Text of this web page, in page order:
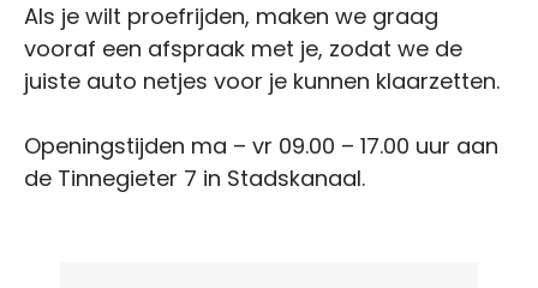
Als je wilt proefrijden, maken we graag
vooraf een afspraak met je, zodat we de
juiste auto netjes voor je kunnen klaarzetten.
Openingstijden ma – vr 09.00 – 17.00 uur aan
de Tinnegieter 7 in Stadskanaal.